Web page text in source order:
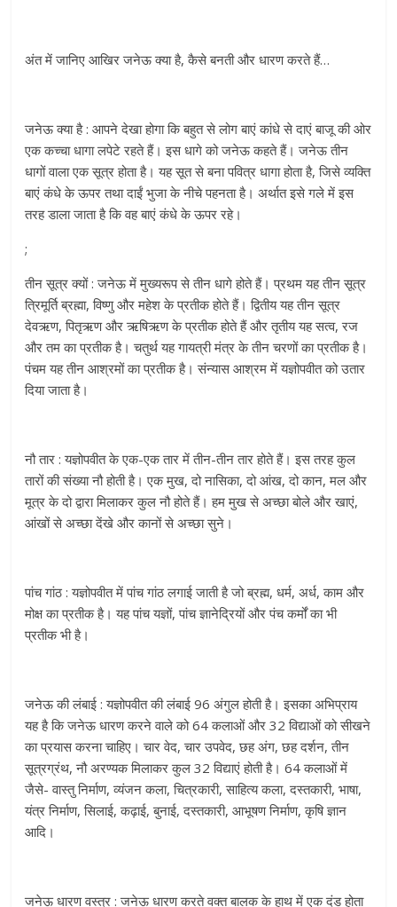
अंत में जानिए आखिर जनेऊ क्या है, कैसे बनती और धारण करते हैं…
जनेऊ क्या है : आपने देखा होगा कि बहुत से लोग बाएं कांधे से दाएं बाजू की ओर
एक कच्चा धागा लपेटे रहते हैं। इस धागे को जनेऊ कहते हैं। जनेऊ तीन
धागों वाला एक सूत्र होता है। यह सूत से बना पवित्र धागा होता है, जिसे व्यक्ति
बाएं कंधे के ऊपर तथा दाईं भुजा के नीचे पहनता है। अर्थात इसे गले में इस
तरह डाला जाता है कि वह बाएं कंधे के ऊपर रहे।
;
तीन सूत्र क्यों : जनेऊ में मुख्‍यरूप से तीन धागे होते हैं। प्रथम यह तीन सूत्र
त्रिमूर्ति ब्रह्मा, विष्णु और महेश के प्रतीक होते हैं। द्वितीय यह तीन सूत्र
देवऋण, पितृऋण और ऋषिऋण के प्रतीक होते हैं और तृतीय यह सत्व, रज
और तम का प्रतीक है। चतुर्थ यह गायत्री मंत्र के तीन चरणों का प्रतीक है।
पंचम यह तीन आश्रमों का प्रतीक है। संन्यास आश्रम में यज्ञोपवीत को उतार
दिया जाता है।
नौ तार : यज्ञोपवीत के एक-एक तार में तीन-तीन तार होते हैं। इस तरह कुल
तारों की संख्‍या नौ होती है। एक मुख, दो नासिका, दो आंख, दो कान, मल और
मूत्र के दो द्वारा मिलाकर कुल नौ होते हैं। हम मुख से अच्छा बोले और खाएं,
आंखों से अच्छा देंखे और कानों से अच्छा सुने।
पांच गांठ : यज्ञोपवीत में पांच गांठ लगाई जाती है जो ब्रह्म, धर्म, अर्ध, काम और
मोक्ष का प्रतीक है। यह पांच यज्ञों, पांच ज्ञानेद्रियों और पंच कर्मों का भी
प्रतीक भी है।
जनेऊ की लंबाई : यज्ञोपवीत की लंबाई 96 अंगुल होती है। इसका अभिप्राय
यह है कि जनेऊ धारण करने वाले को 64 कलाओं और 32 विद्याओं को सीखने
का प्रयास करना चाहिए। चार वेद, चार उपवेद, छह अंग, छह दर्शन, तीन
सूत्रग्रंथ, नौ अरण्यक मिलाकर कुल 32 विद्याएं होती है। 64 कलाओं में
जैसे- वास्तु निर्माण, व्यंजन कला, चित्रकारी, साहित्य कला, दस्तकारी, भाषा,
यंत्र निर्माण, सिलाई, कढ़ाई, बुनाई, दस्तकारी, आभूषण निर्माण, कृषि ज्ञान
आदि।
जनेऊ धारण वस्त्र : जनेऊ धारण करते वक्त बालक के हाथ में एक दंड होता